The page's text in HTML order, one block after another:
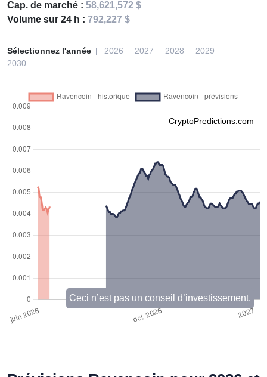
Cap. de marché : 58,621,572 $
Volume sur 24 h : 792,227 $
Sélectionnez l'année 2026 2027 2028
2029
2030
CryptoPredictions.com
Ceci n’est pas un conseil d’investissement.